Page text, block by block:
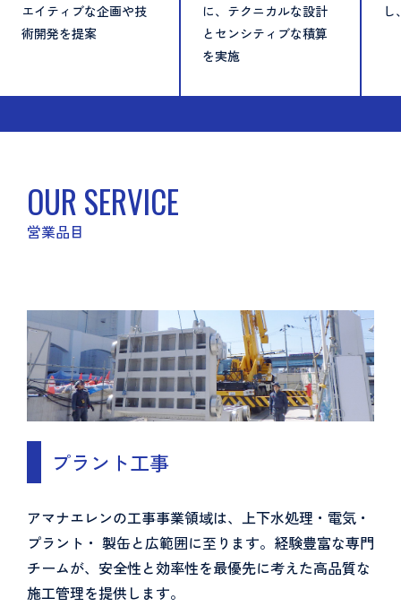
に、テクニカルな設計
とセンシティブな積算
し、双方の合意を得る
OUR SERVICE
営業品目
プラント工事
アマナエレンの工事事業領域は、上下水処理・電気・
プラント・ 製缶と広範囲に至ります。経験豊富な専門
チームが、安全性と効率性を最優先に考えた高品質な
施工管理を提供します。